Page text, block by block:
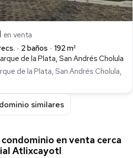
en venta
2 baños
192 m²
de la Plata, San Andrés Cholula
de la Plata, San Andrés Cholula,
similares
en venta cerca
Atlixcayotl